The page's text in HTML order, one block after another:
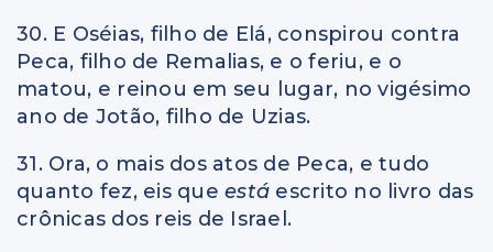
30. E Oséias, filho de Elá, conspirou contra
Peca, filho de Remalias, e o feriu, e o
matou, e reinou em seu lugar, no vigésimo
ano de Jotão, filho de Uzias.
31. Ora, o mais dos atos de Peca, e tudo
quanto fez, eis que está escrito no livro das
crônicas dos reis de Israel.